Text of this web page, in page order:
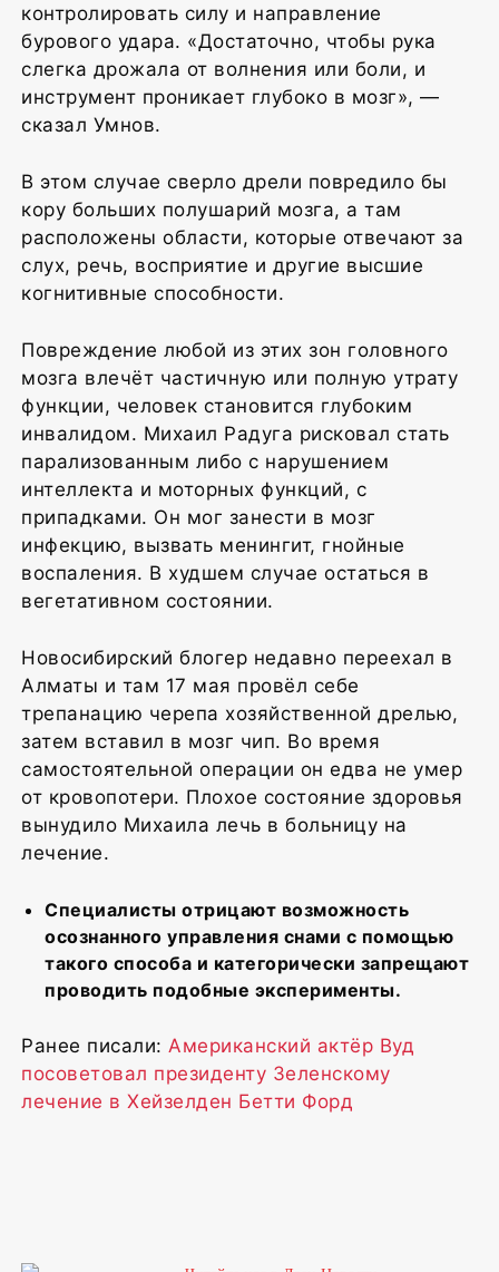
контролировать силу и направление
бурового удара. «Достаточно, чтобы рука
слегка дрожала от волнения или боли, и
инструмент проникает глубоко в мозг», —
сказал Умнов.
В этом случае сверло дрели повредило бы
кору больших полушарий мозга, а там
расположены области, которые отвечают за
слух, речь, восприятие и другие высшие
когнитивные способности.
Повреждение любой из этих зон головного
мозга влечёт частичную или полную утрату
функции, человек становится глубоким
инвалидом. Михаил Радуга рисковал стать
парализованным либо с нарушением
интеллекта и моторных функций, с
припадками. Он мог занести в мозг
инфекцию, вызвать менингит, гнойные
воспаления. В худшем случае остаться в
вегетативном состоянии.
Новосибирский блогер недавно переехал в
Алматы и там 17 мая провёл себе
трепанацию черепа хозяйственной дрелью,
затем вставил в мозг чип. Во время
самостоятельной операции он едва не умер
от кровопотери. Плохое состояние здоровья
вынудило Михаила лечь в больницу на
лечение.
Специалисты отрицают возможность
осознанного управления снами с помощью
такого способа и категорически запрещают
проводить подобные эксперименты.
Ранее писали: Американский актёр Вуд
посоветовал президенту Зеленскому
лечение в Хейзелден Бетти Форд